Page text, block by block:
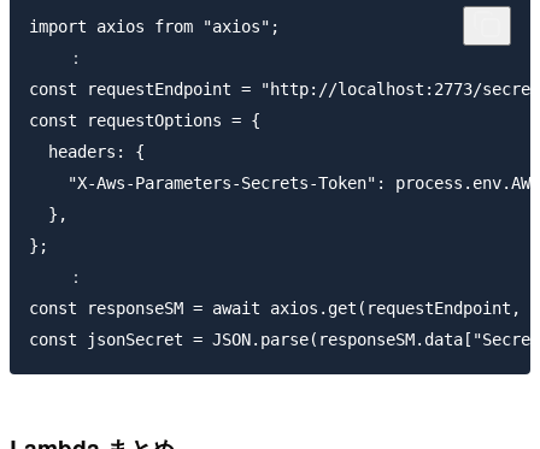
import axios from "axios";
    ：
const requestEndpoint = "http://localhost:2773/
const requestOptions = {
  headers: {
"X-Aws-Parameters-Secrets-Token":
  },
};
    ：
const responseSM = await axios.get(requestEndpoint,